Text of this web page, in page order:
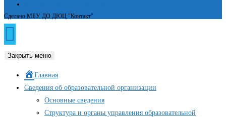
Сделано МБУ ДО ДЮЦ "Контакт"
Закрыть меню
Главная
Сведения об образовательной организации
Основные сведения
Структура и органы управления образовательной